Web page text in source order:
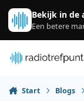
Spring naar bijdragen
Bekijk in de
Een betere
Start Blogs